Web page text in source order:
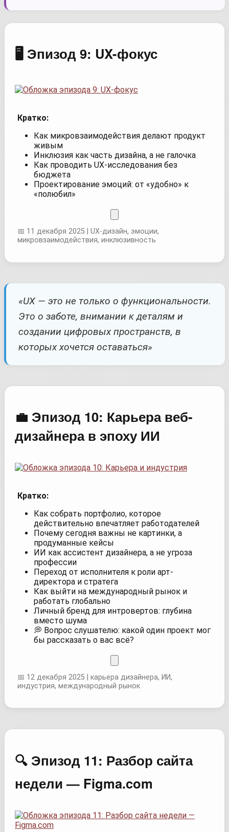
🖥️ Эпизод 9: UX-фокус
Кратко:
Как микровзаимодействия делают продукт
живым
Инклюзия как часть дизайна, а не галочка
Как проводить UX-исследования без
бюджета
Проектирование эмоций: от «удобно» к
«полюбил»
📅 11 декабря 2025 | UX-дизайн, эмоции,
микровзаимодействия, инклюзивность
«UX — это не только о функциональности.
Это о заботе, внимании к деталям и
создании цифровых пространств, в
которых хочется оставаться»
💼 Эпизод 10: Карьера веб-
дизайнера в эпоху ИИ
Кратко:
Как собрать портфолио, которое
действительно впечатляет работодателей
Почему сегодня важны не картинки, а
продуманные кейсы
ИИ как ассистент дизайнера, а не угроза
профессии
Переход от исполнителя к роли арт-
директора и стратега
Как выйти на международный рынок и
работать глобально
Личный бренд для интровертов: глубина
вместо шума
💭 Вопрос слушателю: какой один проект мог
бы рассказать о вас всё?
📅 12 декабря 2025 | карьера дизайнера, ИИ,
индустрия, международный рынок
🔍 Эпизод 11: Разбор сайта
недели — Figma.com